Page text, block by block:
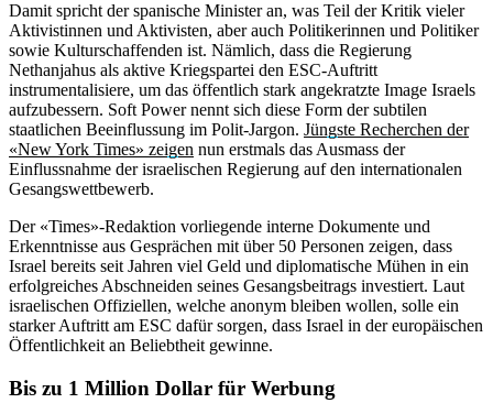
Damit spricht der spanische Minister an, was Teil der Kritik vieler
Aktivistinnen und Aktivisten, aber auch Politikerinnen und Politiker
sowie Kulturschaffenden ist. Nämlich, dass die Regierung
Nethanjahus als aktive Kriegspartei den ESC-Auftritt
instrumentalisiere, um das öffentlich stark angekratzte Image Israels
aufzubessern. Soft Power nennt sich diese Form der subtilen
staatlichen Beeinflussung im Polit-Jargon. Jüngste Recherchen der
«New York Times» zeigen nun erstmals das Ausmass der
Einflussnahme der israelischen Regierung auf den internationalen
Gesangswettbewerb.
Der «Times»-Redaktion vorliegende interne Dokumente und
Erkenntnisse aus Gesprächen mit über 50 Personen zeigen, dass
Israel bereits seit Jahren viel Geld und diplomatische Mühen in ein
erfolgreiches Abschneiden seines Gesangsbeitrags investiert. Laut
israelischen Offiziellen, welche anonym bleiben wollen, solle ein
starker Auftritt am ESC dafür sorgen, dass Israel in der europäischen
Öffentlichkeit an Beliebtheit gewinne.
Bis zu 1 Million Dollar für Werbung